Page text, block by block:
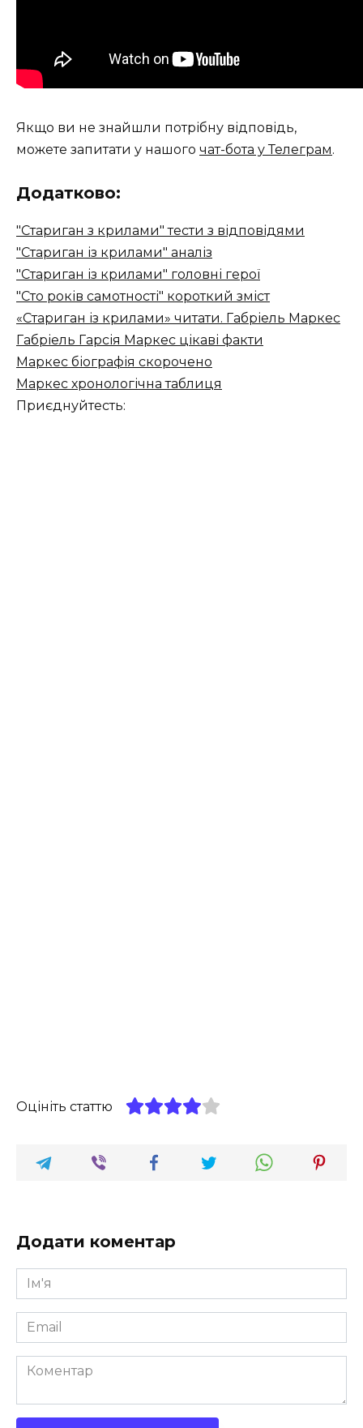
Якщо ви не знайшли потрібну відповідь,
можете запитати у нашого чат-бота у Телеграм.
Додатково:
"Стариган з крилами" тести з відповідями
"Стариган із крилами" аналіз
"Стариган із крилами" головні герої
"Сто років самотності" короткий зміст
«Стариган із крилами» читати. Габріель Маркес
Габріель Гарсія Маркес цікаві факти
Маркес біографія скорочено
Маркес хронологічна таблиця
Приєднуйтесть:
Оцініть статтю
Додати коментар
Ім'я
*
Email
*
Коментар